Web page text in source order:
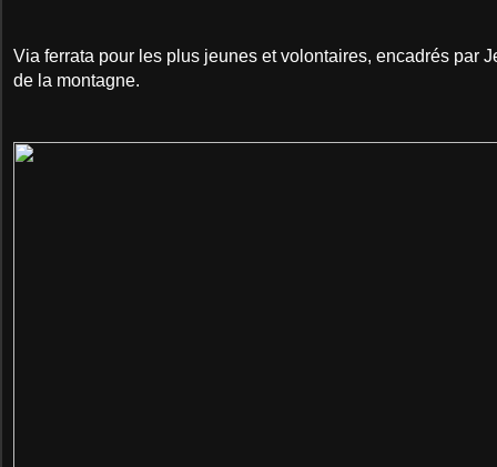
Via ferrata pour les plus jeunes et volontaires, encadrés par
de la montagne.